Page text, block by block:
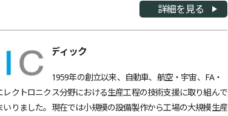
て最適なシステムを御提案いたします。
詳細を見る
業名：タマディック
マディックは1959年の創立以来、自動車、航空・宇宙、FA・
レクトロニクス分野における生産工程の技術支援に取り組んで
いりました。現在では小規模の設備製作から工場の大規模生産